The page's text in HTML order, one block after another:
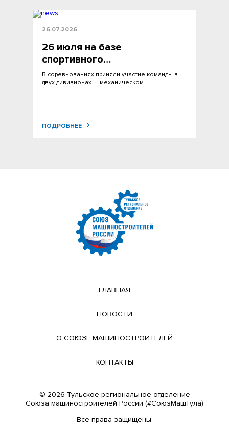
26.07.2026
26 июля на базе
спортивного…
В соревнованиях приняли участие команды в
двух дивизионах — механическом…
ПОДРОБНЕЕ
ГЛАВНАЯ
НОВОСТИ
О СОЮЗЕ МАШИНОСТРОИТЕЛЕЙ
КОНТАКТЫ
© 2026 Тульское региональное отделение
Cоюза машиностроителей России (#СоюзМашТула)
Все права защищены.